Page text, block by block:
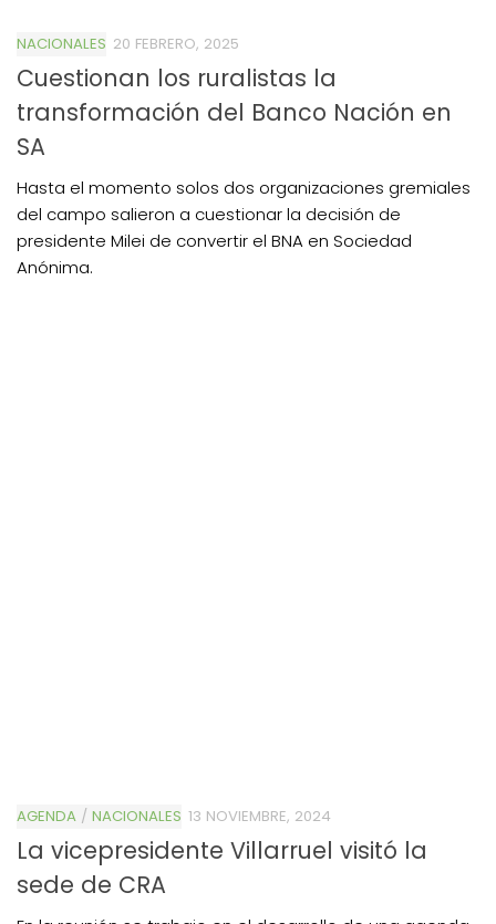
NACIONALES 20 FEBRERO, 2025
Cuestionan los ruralistas la
transformación del Banco Nación en
SA
Hasta el momento solos dos organizaciones gremiales
del campo salieron a cuestionar la decisión de
presidente Milei de convertir el BNA en Sociedad
Anónima.
AGENDA / NACIONALES 13 NOVIEMBRE, 2024
La vicepresidente Villarruel visitó la
sede de CRA